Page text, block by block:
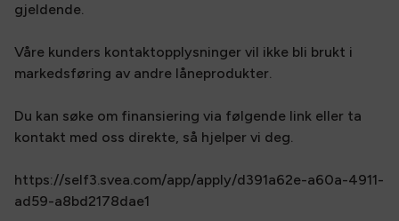
gjeldende.
Våre kunders kontaktopplysninger vil ikke bli brukt i
markedsføring av andre låneprodukter.
Du kan søke om finansiering via følgende link eller ta
kontakt med oss direkte, så hjelper vi deg.
https://self3.svea.com/app/apply/d391a62e-a60a-4911-
ad59-a8bd2178dae1